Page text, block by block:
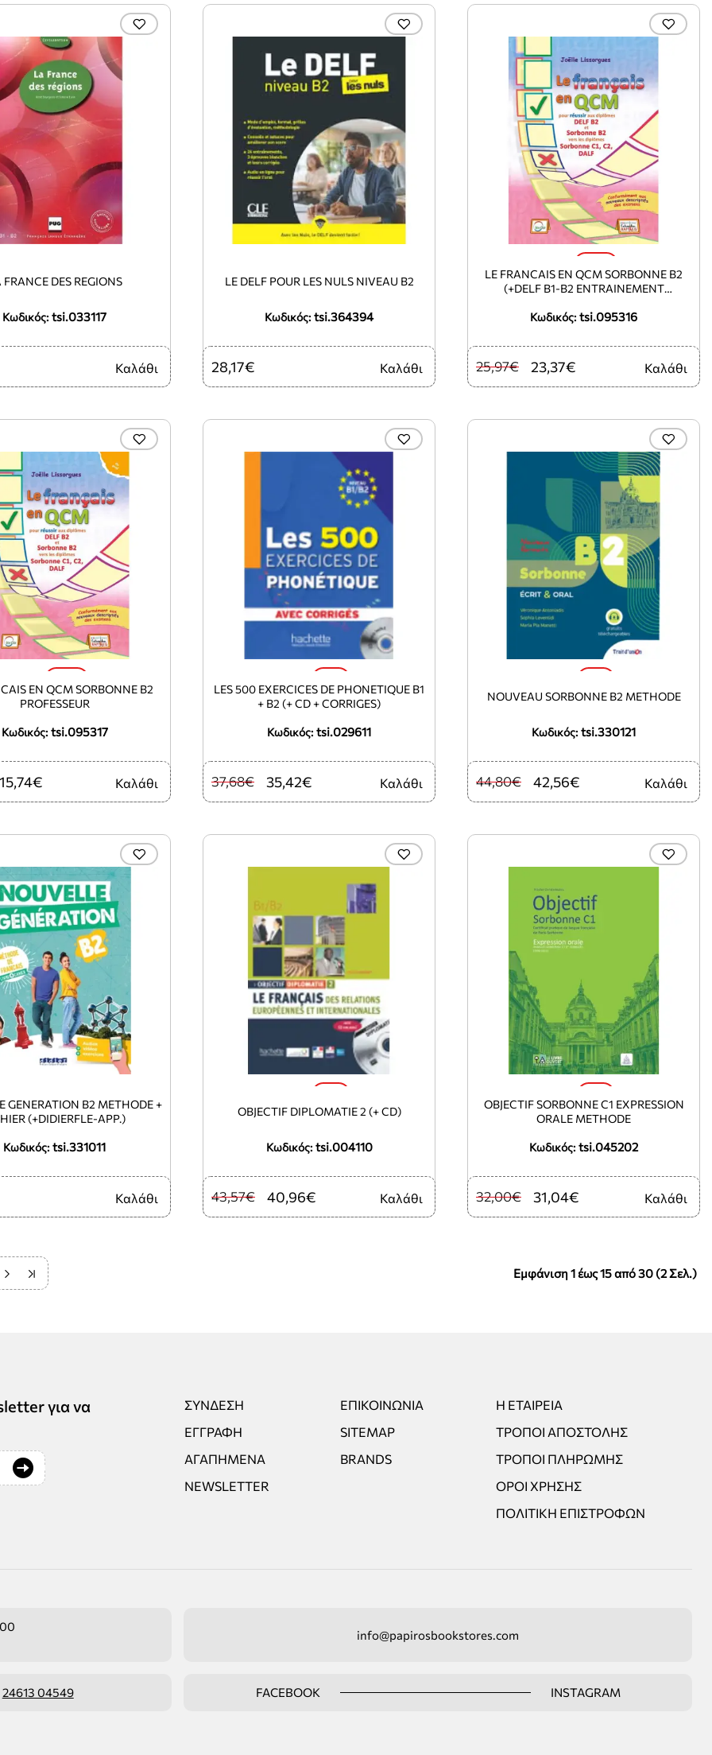
Κωδικός: tsi.033117
FRANCE DES REGIONS
Καλάθι
Κωδικός: tsi.364394
LE DELF POUR LES NULS NIVEAU B2
28,17€ Καλάθι
Κωδικός: tsi.095316
LE FRANCAIS EN QCM SORBONNE B2
(+DELF B1-B2 ENTRAINEMENT
23,37€
25,97€ Καλάθι
Κωδικός: tsi.095317
EN QCM SORBONNE B2
PROFESSEUR
15,74€ Καλάθι
Κωδικός: tsi.029611
LES 500 EXERCICES DE PHONETIQUE B1
+ B2 (+ CD + CORRIGES)
35,42€
37,68€ Καλάθι
Κωδικός: tsi.330121
NOUVEAU SORBONNE B2 METHODE
42,56€
44,80€ Καλάθι
Κωδικός: tsi.331011
GENERATION B2 METHODE +
(+DIDIERFLE-APP.)
Καλάθι
Κωδικός: tsi.004110
OBJECTIF DIPLOMATIE 2 (+ CD)
40,96€
43,57€ Καλάθι
Κωδικός: tsi.045202
OBJECTIF SORBONNE C1 EXPRESSION
ORALE METHODE
31,04€
32,00€ Καλάθι
Εμφάνιση 1 έως 15 από 30 (2 Σελ.)
για να
ΣΎΝΔΕΣΗ
ΕΓΓΡΑΦΉ
ΑΓΑΠΗΜΈΝΑ
NEWSLETTER
ΕΠΙΚΟΙΝΩΝΊΑ
SITEMAP
BRANDS
Η ΕΤΑΙΡΕΊΑ
ΤΡΌΠΟΙ ΑΠΟΣΤΟΛΉΣ
ΤΡΌΠΟΙ ΠΛΗΡΩΜΉΣ
ΌΡΟΙ ΧΡΉΣΗΣ
ΠΟΛΙΤΙΚΉ ΕΠΙΣΤΡΟΦΏΝ
info@papirosbookstores.com
24613 04549 FACEBOOK INSTAGRAM